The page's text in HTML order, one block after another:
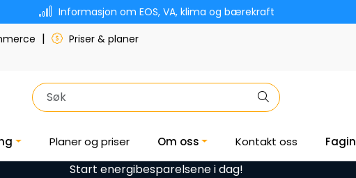
Informasjon om EOS, VA, klima og bærekraft
| Priser & planer
Planer og priser Om oss Kontakt oss
Start energibesparelsene i dag!